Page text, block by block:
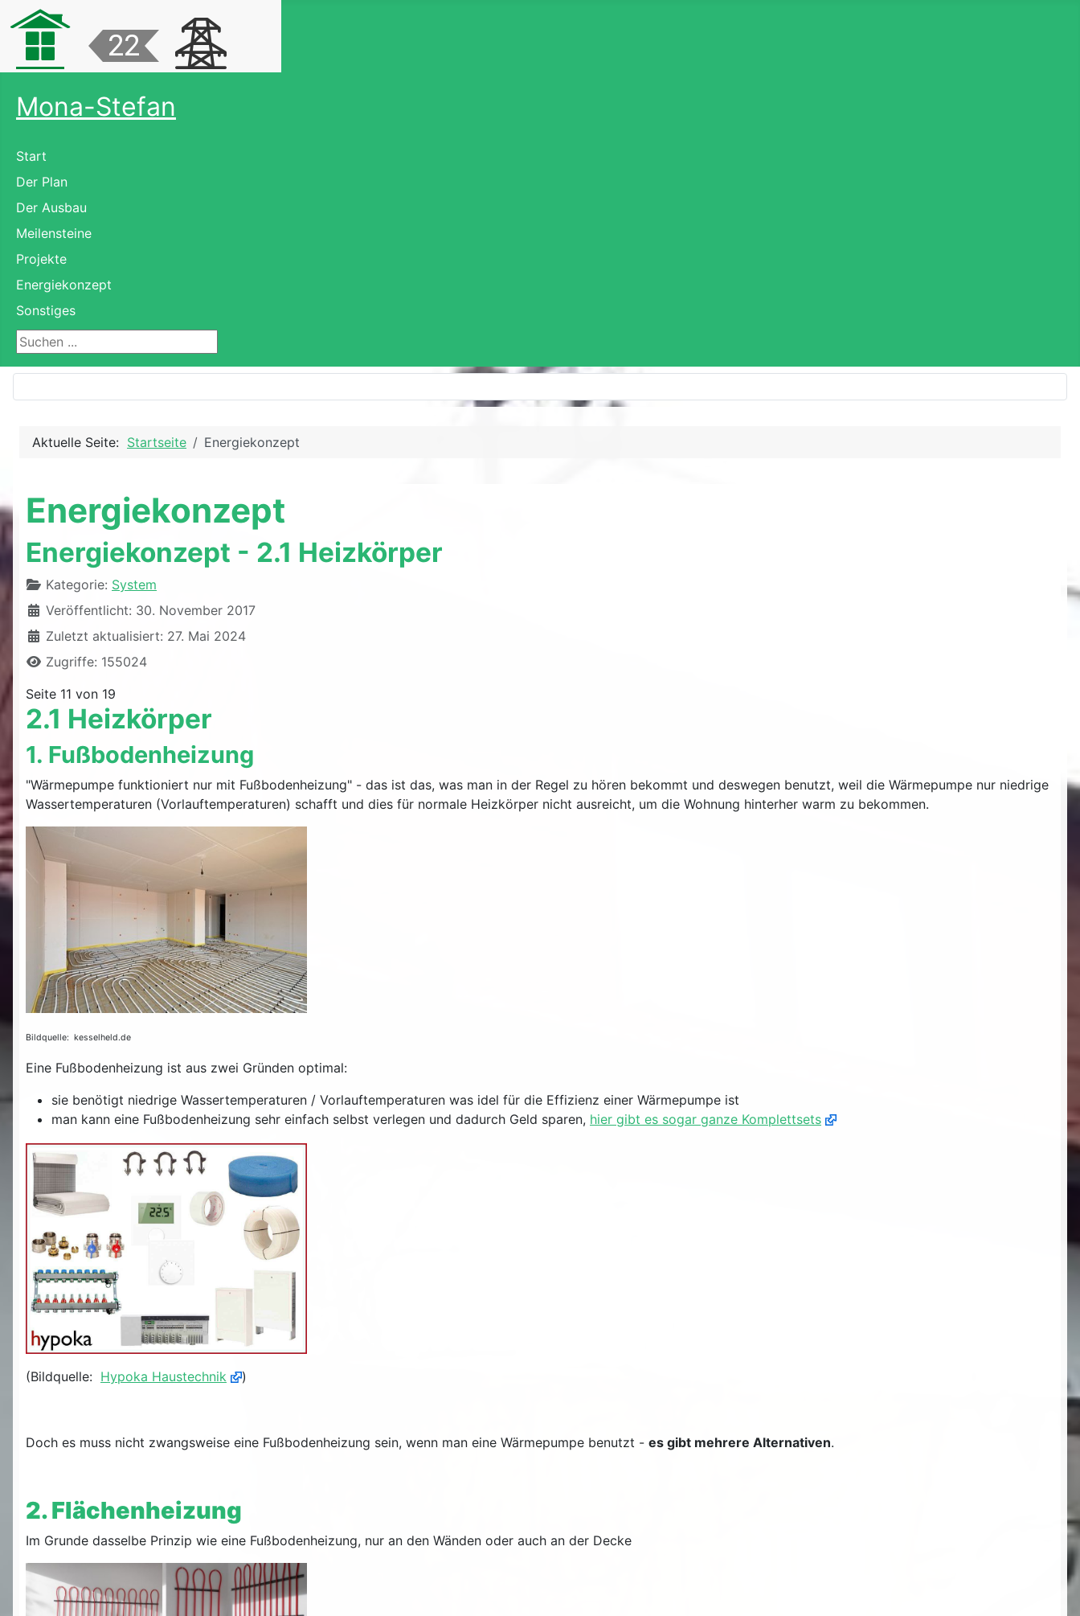
Mona-Stefan
Start
Der Plan
Der Ausbau
Meilensteine
Projekte
Energiekonzept
Sonstiges
Suchen ...
Aktuelle Seite: Startseite Energiekonzept
Energiekonzept
Energiekonzept - 2.1 Heizkörper
DetailsKategorie: System
Veröffentlicht: 30. November 2017
Zuletzt aktualisiert: 27. Mai 2024
Zugriffe: 155024
Seite 11 von 19
2.1 Heizkörper
1. Fußbodenheizung
"Wärmepumpe funktioniert nur mit Fußbodenheizung" - das ist das, was man in der Regel zu hören bekommt und deswegen benutzt, weil die Wärmepumpe nur niedrige
Wassertemperaturen (Vorlauftemperaturen) schafft und dies für normale Heizkörper nicht ausreicht, um die Wohnung hinterher warm zu bekommen.
Bildquelle: kesselheld.de
Eine Fußbodenheizung ist aus zwei Gründen optimal:
sie benötigt niedrige Wassertemperaturen / Vorlauftemperaturen was idel für die Effizienz einer Wärmepumpe ist
man kann eine Fußbodenheizung sehr einfach selbst verlegen und dadurch Geld sparen, hier gibt es sogar ganze Komplettsets
(Bildquelle: Hypoka Haustechnik )
Doch es muss nicht zwangsweise eine Fußbodenheizung sein, wenn man eine Wärmepumpe benutzt - es gibt mehrere Alternativen.
2. Flächenheizung
Im Grunde dasselbe Prinzip wie eine Fußbodenheizung, nur an den Wänden oder auch an der Decke